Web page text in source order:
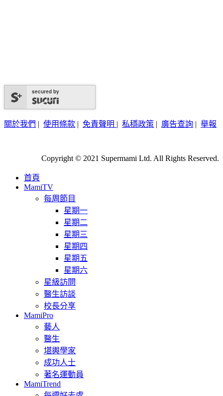
secured by
關於我們 | 使用條款 | 免責聲明 | 私穩政策 | 廣告查詢 | 舉報
Copyright © 2021 Supermami Ltd. All Rights Reserved.
首頁
MamiTV
每周節目
星期一
星期二
星期三
星期四
星期五
星期六
星級訪問
醫生訪談
校長分享
MamiPro
藝人
醫生
堪輿學家
成功人士
著名運動員
MamiTrend